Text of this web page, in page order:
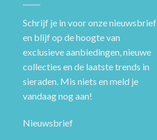
Schrijf je in voor onze nieuwsbrief
en blijf op de hoogte van
exclusieve aanbiedingen, nieuwe
collecties en de laatste trends in
sieraden. Mis niets en meld je
vandaag nog aan!
Nieuwsbrief